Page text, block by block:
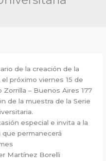
de la creación de la
próximo viernes 15 de
Zorrilla – Buenos Aires 177
de la muestra de la Serie
especial e invita a la
permanecerá
Martínez Borelli